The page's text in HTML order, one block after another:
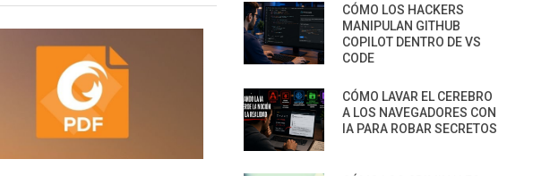
CÓMO LOS HACKERS
MANIPULAN GITHUB
COPILOT DENTRO DE VS
CODE
CÓMO LAVAR EL CEREBRO
A LOS NAVEGADORES CON
IA PARA ROBAR SECRETOS